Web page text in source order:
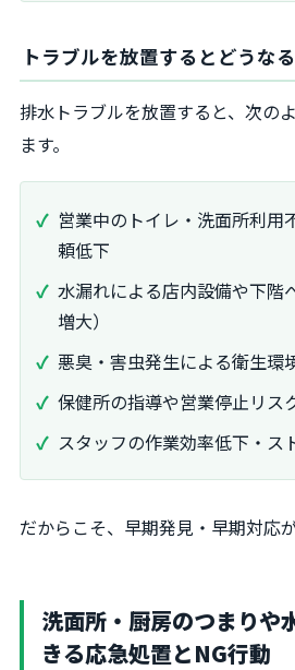
トラブルを放置するとどうな
排水トラブルを放置すると、次の
ます。
営業中のトイレ・洗面所利用
頼低下
水漏れによる店内設備や下階
増大）
悪臭・害虫発生による衛生環
保健所の指導や営業停止リス
スタッフの作業効率低下・ス
だからこそ、早期発見・早期対応
洗面所・厨房のつまり
きる応急処置とNG行動